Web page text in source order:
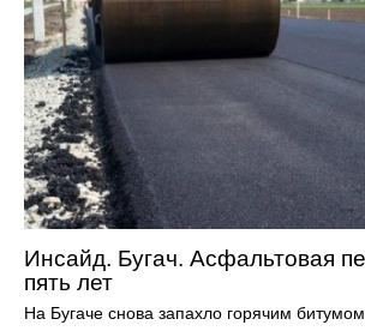
Инсайд. Бугач. Асфальтовая
пять лет
На Бугаче снова запахло горячим